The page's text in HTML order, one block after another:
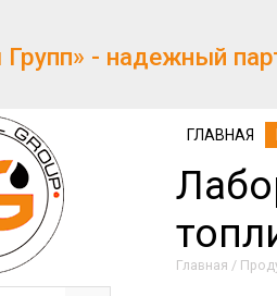
Групп» - надежный
ГЛАВНАЯ
Главная /